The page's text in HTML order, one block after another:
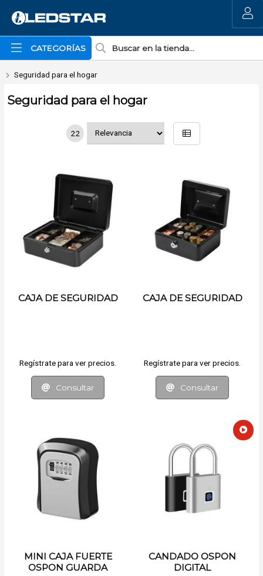
CATEGORÍAS
MI COMPRA
Seguridad para el hogar
Seguridad para el hogar
22
CAJA DE SEGURIDAD
Regístrate para ver precios.
Consultar
CAJA DE SEGURIDAD
Regístrate para ver precios.
Consultar
MINI CAJA FUERTE
OSPON GUARDA
CANDADO OSPON
DIGITAL